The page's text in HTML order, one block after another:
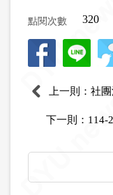
點閱次數